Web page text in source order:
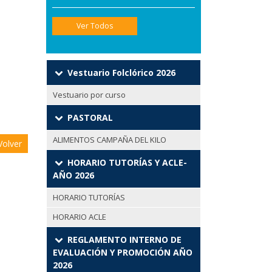
Ver Todos
Vestuario Folclórico 2026
Vestuario por curso
PASTORAL
ALIMENTOS CAMPAÑA DEL KILO
HORARIO TUTORÍAS Y ACLE-
AÑO 2026
HORARIO TUTORÍAS
HORARIO ACLE
REGLAMENTO INTERNO DE
EVALUACIÓN Y PROMOCIÓN AÑO
2026